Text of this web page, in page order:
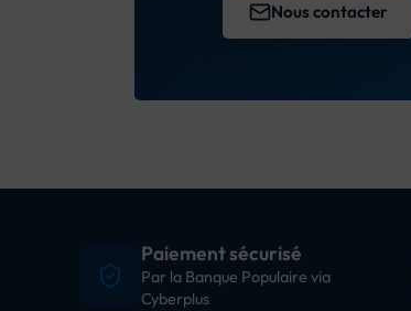
Nous contacter
Paiement sécurisé
Par la Banque Populaire via
Cyberplus